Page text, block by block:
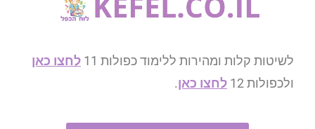
לשיטות קלות ומהירות ללימוד כפולות 11
לחצו כאן
ולכפולות 12
לחצו כאן.